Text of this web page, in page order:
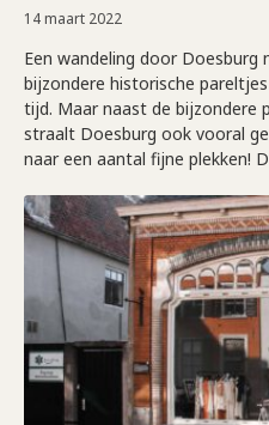
14 maart 2022
Een wandeling door Doesburg
bijzondere historische
tijd. Maar naast de bijzondere
straalt Doesburg ook vooral
naar een aantal fijne plekken!